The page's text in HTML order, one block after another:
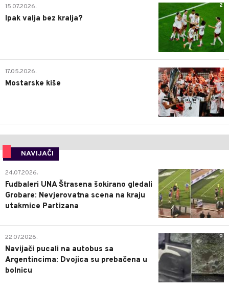
2
15.07.2026.
Ipak valja bez kralja?
0
17.05.2026.
Mostarske kiše
NAVIJAČI
0
24.07.2026.
Fudbaleri UNA Štrasena šokirano gledali
Grobare: Nevjerovatna scena na kraju
utakmice Partizana
0
22.07.2026.
Navijači pucali na autobus sa
Argentincima: Dvojica su prebačena u
bolnicu